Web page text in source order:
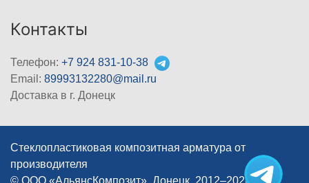
Контакты
Телефон: +7 924 831-10-38
Email: 89993132280@mail.ru
Доставка в г. Донецк
Стеклопластиковая композитная арматура от
производителя